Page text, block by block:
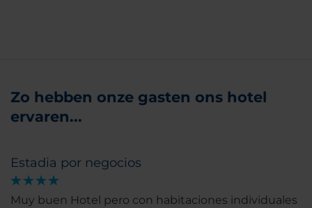
Zo hebben onze gasten ons hotel
ervaren...
Estadia por negocios
Muy buen Hotel pero con habitaciones individuales